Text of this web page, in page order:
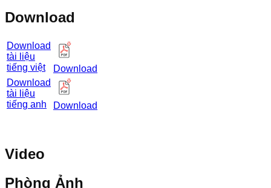
Download
Download
tài liệu
tiếng việt
Download
Download
tài liệu
tiếng anh
Download
Video
Phòng Ảnh